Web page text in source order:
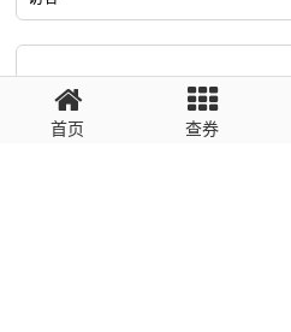
回复需填写必要信息
首页 查券